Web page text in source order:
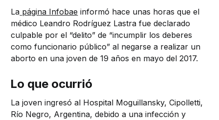
La página Infobae informó hace unas horas que el
médico Leandro Rodríguez Lastra fue declarado
culpable por el “delito” de “incumplir los deberes
como funcionario público” al negarse a realizar un
aborto en una joven de 19 años en mayo del 2017.
Lo que ocurrió
La joven ingresó al Hospital Moguillansky, Cipolletti,
Río Negro, Argentina, debido a una infección y